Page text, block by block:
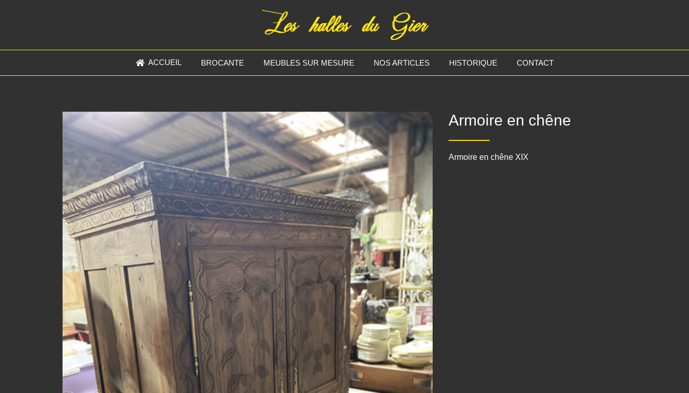
ACCUEIL BROCANTE MEUBLES SUR MESURE NOS ARTICLES HISTORIQUE CONTACT
Armoire en chêne
Armoire en chêne XIX